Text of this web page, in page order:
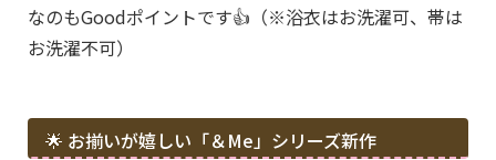
なのもGoodポイントです👍（※浴衣はお洗濯可、帯は
お洗濯不可）
🌟 お揃いが嬉しい「＆Me」シリーズ新作